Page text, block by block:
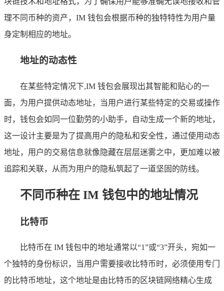
理不同币种的资产，IM 钱包会根据币种的独特特性为用户量
身定制相应的地址。
地址的动态性
在某些特定情况下,IM 钱包会展现出其智能和贴心的一
面，为用户提供动态地址，当用户进行某些特定的交易或操作
时，钱包会如同一位勤劳的小助手，自动生成一个新的地址，
这一设计主要是为了提高用户的隐私和安全性，通过使用动态
地址，用户的交易信息就像隐藏在层层迷雾之中，更加难以被
追踪和关联，从而为用户的隐私筑起了一道坚固的防线。
不同币种在 IM 钱包中的地址情况
比特币
比特币在 IM 钱包中的地址通常以“1”或“3”开头，宛如一
个独特的身份标识，当用户需要接收比特币时，必须使用专门
的比特币地址，这个地址是由比特币的区块链网络精心生成